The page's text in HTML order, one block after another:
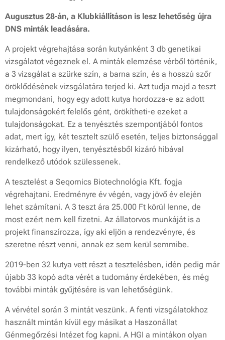
Augusztus 28-án, a Klubkiállításon is lesz lehetőség újra
DNS minták leadására.
A projekt végrehajtása során kutyánként 3 db genetikai
vizsgálatot végeznek el. A minták elemzése vérből történik,
a 3 vizsgálat a szürke szín, a barna szín, és a hosszú szőr
öröklődésének vizsgálatára terjed ki. Azt tudja majd a teszt
megmondani, hogy egy adott kutya hordozza-e az adott
tulajdonságokért felelős gént, örökítheti-e ezeket a
tulajdonságokat. Ez a tenyésztés szempontjából fontos
adat, mert így, két tesztelt szülő esetén, teljes biztonsággal
kizárható, hogy ilyen, tenyésztésből kizáró hibával
rendelkező utódok szülessenek.
A tesztelést a Seqomics Biotechnológia Kft. fogja
végrehajtani. Eredményre év végén, vagy jövő év elején
lehet számítani. A 3 teszt ára 25.000 Ft körül lenne, de
most ezért nem kell fizetni. Az állatorvos munkáját is a
projekt finanszírozza, így aki eljön a rendezvényre, és
szeretne részt venni, annak ez sem kerül semmibe.
2019-ben 32 kutya vett részt a tesztelésben, idén pedig már
újabb 33 kopó adta vérét a tudomány érdekében, és még
további minták gyűjtésére is van lehetőségünk.
A vérvétel során 3 mintát veszünk. A fenti vizsgálatokhoz
használt mintán kívül egy másikat a Haszonállat
Génmegőrzési Intézet fog kapni. A HGI a mintákon olyan